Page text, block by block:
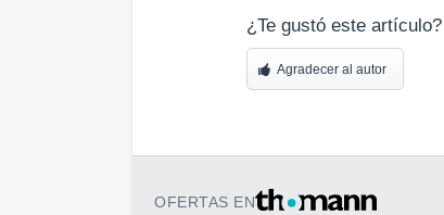
¿Te gustó este artículo?
Agradecer al autor
OFERTAS EN